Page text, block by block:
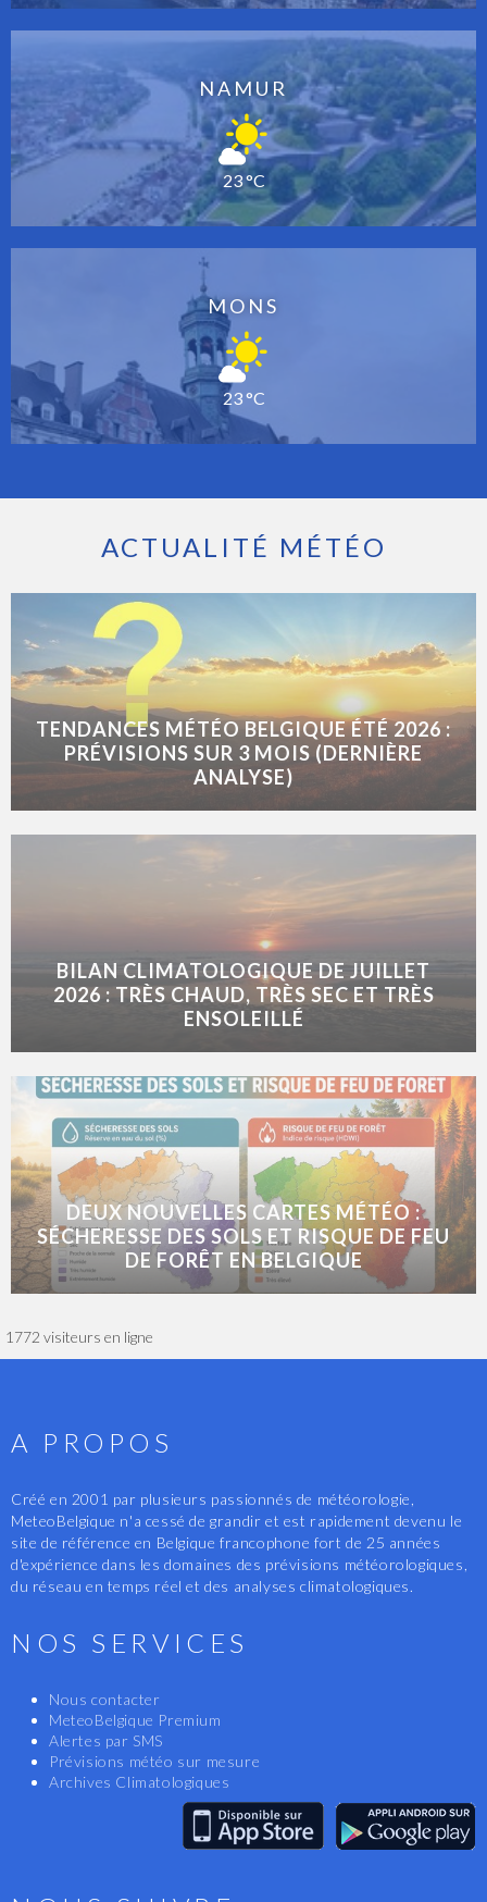
NAMUR
23 °C
MONS
23 °C
ACTUALITÉ MÉTÉO
TENDANCES MÉTÉO BELGIQUE ÉTÉ 2026 :
PRÉVISIONS SUR 3 MOIS (DERNIÈRE
ANALYSE)
BILAN CLIMATOLOGIQUE DE JUILLET
2026 : TRÈS CHAUD, TRÈS SEC ET TRÈS
ENSOLEILLÉ
DEUX NOUVELLES CARTES MÉTÉO :
SÉCHERESSE DES SOLS ET RISQUE DE FEU
DE FORÊT EN BELGIQUE
1772 visiteurs en ligne
A PROPOS
Créé en 2001 par plusieurs passionnés de météorologie,
MeteoBelgique n'a cessé de grandir et est rapidement devenu le
site de référence en Belgique francophone fort de 25 années
d'expérience dans les domaines des prévisions météorologiques,
du réseau en temps réel et des analyses climatologiques.
NOS SERVICES
Nous contacter
MeteoBelgique Premium
Alertes par SMS
Prévisions météo sur mesure
Archives Climatologiques